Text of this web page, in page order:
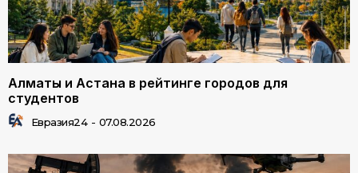
Алматы и Астана в рейтинге городов для
студентов
Евразия24 - 07.08.2026